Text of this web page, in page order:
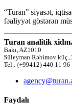
“Turan” siyasət,
fəaliyyət göstərən
Turan analitik
Bakı, AZ1010
Süleyman Rəhimov
Tel.: (+99412) 440 11 96
Faydalı